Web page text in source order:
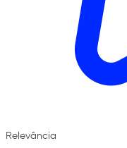
Relevância